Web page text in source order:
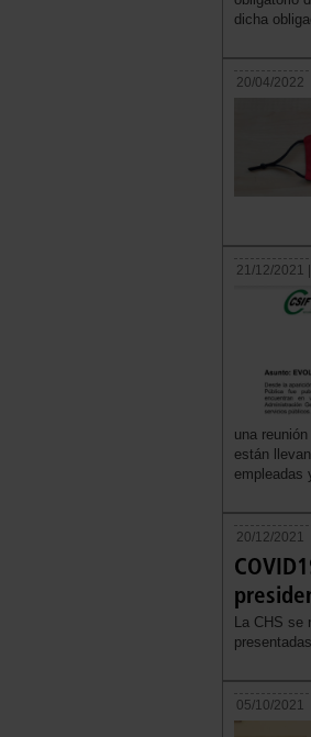
dicha
20/04/2022
21/12/2021 |
una
están
empleadas
20/12/2021
La CHS se
05/10/2021